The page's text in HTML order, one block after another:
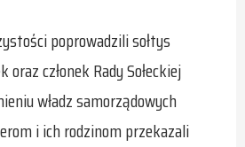
poprowadzili sołtys
członek Rady Sołeckiej
władz samorządowych
i ich rodzinom przekazali